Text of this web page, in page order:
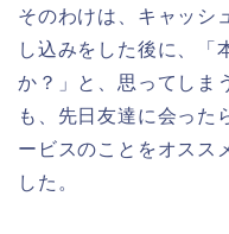
そのわけは、キャッシ
し込みをした後に、「
か？」と、思ってしま
も、先日友達に会った
ービスのことをオスス
した。